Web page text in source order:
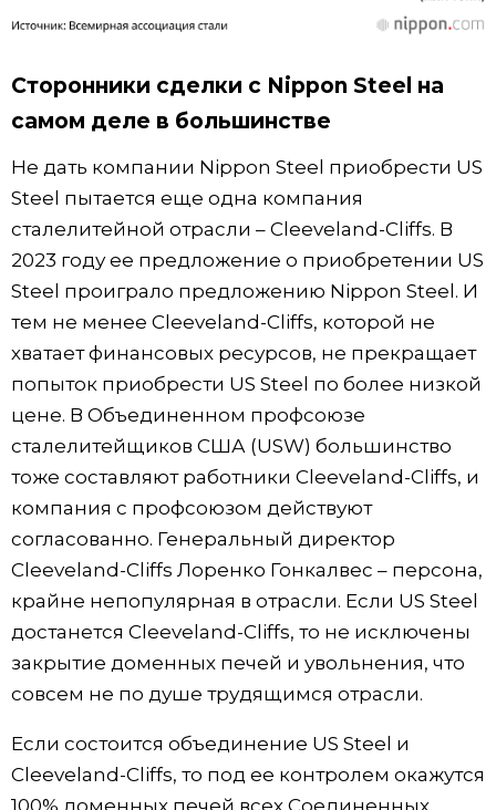
Сторонники сделки с Nippon Steel на
самом деле в большинстве
Не дать компании Nippon Steel приобрести US
Steel пытается еще одна компания
сталелитейной отрасли – Cleeveland-Cliffs. В
2023 году ее предложение о приобретении US
Steel проиграло предложению Nippon Steel. И
тем не менее Cleeveland-Cliffs, которой не
хватает финансовых ресурсов, не прекращает
попыток приобрести US Steel по более низкой
цене. В Объединенном профсоюзе
сталелитейщиков США (USW) большинство
тоже составляют работники Cleeveland-Cliffs, и
компания с профсоюзом действуют
согласованно. Генеральный директор
Cleeveland-Cliffs Лоренко Гонкалвес – персона,
крайне непопулярная в отрасли. Если US Steel
достанется Cleeveland-Cliffs, то не исключены
закрытие доменных печей и увольнения, что
совсем не по душе трудящимся отрасли.
Если состоится объединение US Steel и
Cleeveland-Cliffs, то под ее контролем окажутся